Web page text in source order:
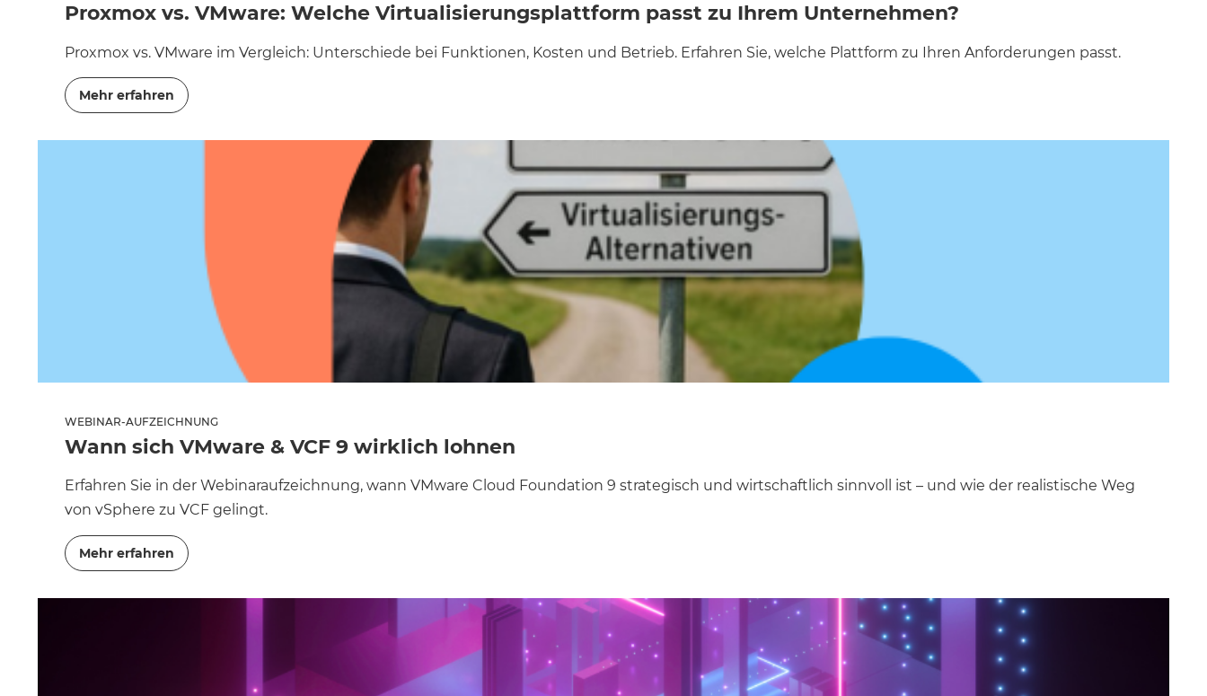
Proxmox vs. VMware: Welche Virtualisierungsplattform passt zu Ihrem Unternehmen?
Proxmox vs. VMware im Vergleich: Unterschiede bei Funktionen, Kosten und Betrieb. Erfahren Sie, welche Plattform zu Ihren Anforderungen passt.
Mehr erfahren
WEBINAR-AUFZEICHNUNG
Wann sich VMware & VCF 9 wirklich lohnen
Erfahren Sie in der Webinaraufzeichnung, wann VMware Cloud Foundation 9 strategisch und wirtschaftlich sinnvoll ist – und wie der realistische Weg
von vSphere zu VCF gelingt.
Mehr erfahren